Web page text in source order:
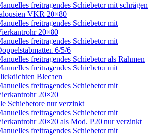
freitragendes Schiebetor mit schrägen
VKR 20×80
freitragendes Schiebetor mit
20×80
freitragendes Schiebetor mit
6/5/6
freitragendes Schiebetor als Rahmen
freitragendes Schiebetor mit
Blechen
freitragendes Schiebetor mit
20×20
Schiebetore nur verzinkt
freitragendes Schiebetor mit
20×20 als Mod. P20 nur verzinkt
freitragendes Schiebetor mit